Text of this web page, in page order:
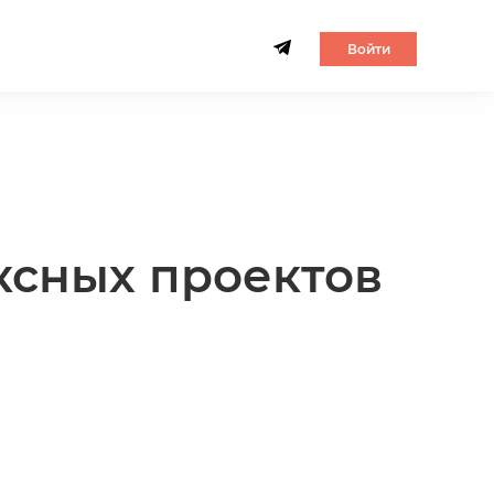
Войти
проектов